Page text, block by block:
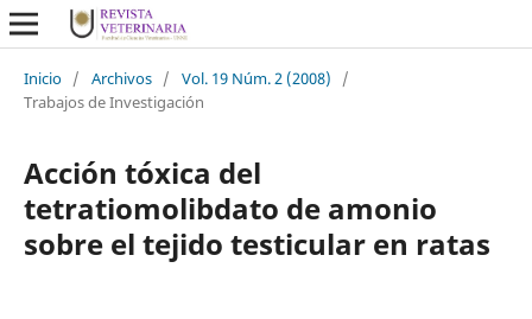
Inicio / Archivos / Vol. 19 Núm. 2 (2008)
/
Trabajos de Investigación
Acción tóxica del
tetratiomolibdato de amonio
sobre el tejido testicular en ratas